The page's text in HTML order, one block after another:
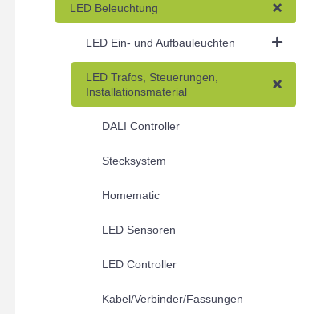
LED Beleuchtung
LED Ein- und Aufbauleuchten
LED Trafos, Steuerungen,
Installationsmaterial
DALI Controller
Stecksystem
Homematic
LED Sensoren
LED Controller
Kabel/Verbinder/Fassungen